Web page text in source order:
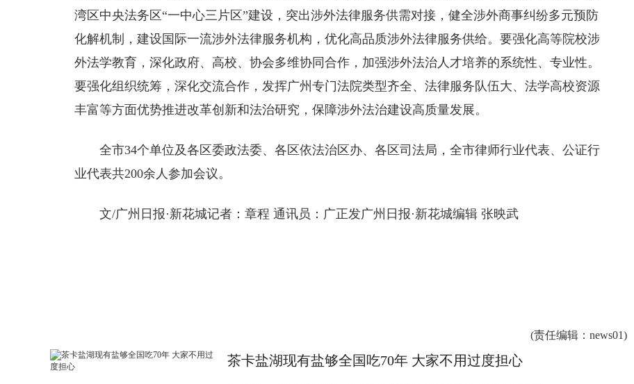
湾区中央法务区“一中心三片区”建设，突出涉外法律服务供需对接，健全涉外商事纠纷多元预防
化解机制，建设国际一流涉外法律服务机构，优化高品质涉外法律服务供给。要强化高等院校涉
外法学教育，深化政府、高校、协会多维协同合作，加强涉外法治人才培养的系统性、专业性。
要强化组织统筹，深化交流合作，发挥广州专门法院类型齐全、法律服务队伍大、法学高校资源
丰富等方面优势推进改革创新和法治研究，保障涉外法治建设高质量发展。
全市34个单位及各区委政法委、各区依法治区办、各区司法局，全市律师行业代表、公证行
业代表共200余人参加会议。
文/广州日报·新花城记者：章程 通讯员：广正发广州日报·新花城编辑 张映武
(责任编辑 ：news01)
茶卡盐湖现有盐够全国吃70年 大家不用过度担心